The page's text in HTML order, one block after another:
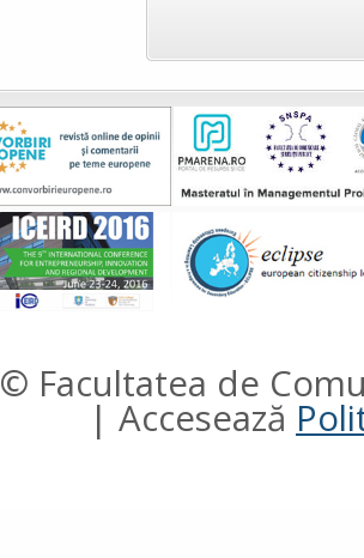
© Facultatea de
| Accesează